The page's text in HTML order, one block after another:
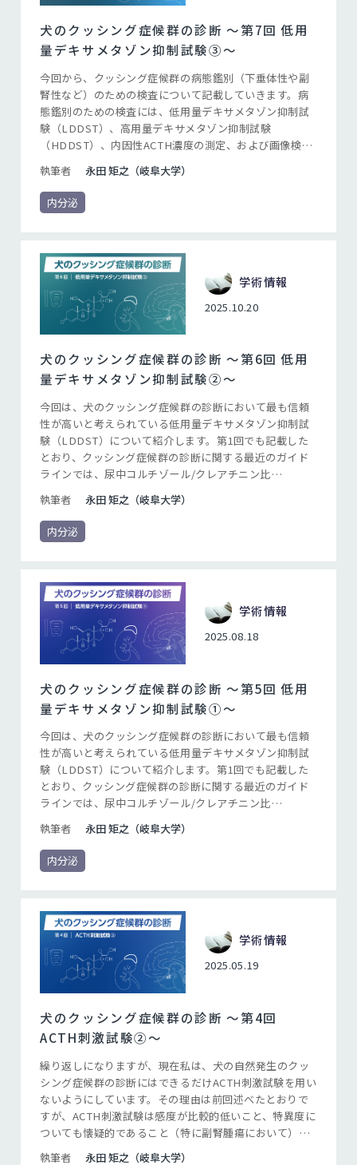
犬のクッシング症候群の診断 ～第7回 低用
量デキサメタゾン抑制試験③～
今回から、クッシング症候群の病態鑑別（下垂体性や副
腎性など）のための検査について記載していきます。病
態鑑別のための検査には、低用量デキサメタゾン抑制試
験（LDDST）、高用量デキサメタゾン抑制試験
（HDDST）、内因性ACTH濃度の測定、および画像検査
が含まれます。最初は 、前回に引き続きLDDSTについ
て、クッシング症候群の病態鑑別における役割をあらた
めて整理したいと思います。病態鑑別を目的にLDDSTを
実施する機会はほとんどないかもしれませんが、LDDST
まれるかをまず確認しましょう。
執筆者 永田 矩之（岐阜大学）
内分泌
学術情報
2025.10.20
犬のクッシング症候群の診断 〜第6回 低用
量デキサメタゾン抑制試験②〜
今回は、犬のクッシング症候群の診断において最も信頼
性が高いと考えられている低用量デキサメタゾン抑制試
験（LDDST）について紹介します。第1回でも記載した
とおり、クッシング症候群の診断に関する最近のガイド
ラインでは、尿中コルチゾール/クレアチニン比
（UCCR）、ACTH刺激試験、およびLDDSTの3つの検査
の中で、LDDSTを最も推奨しています（Bugbee, et al.
2023）。このガイドラインでは、LDDSTの利点として、
クッシング症候群の診断における感度が高いこと、およ
ドフィードバックに対する視床下部-下垂体-副腎
（HPA）軸の感受性低下」を証明する検査であるという
ことです。クッシング症候群の診断における内分泌検査
の役割は、「コルチゾールの産生増加」と「グルココル
チコイドフィードバックに対するHPA軸の感受性低下」
LDDSTを含むデキサメタゾン抑制試験だけです。
執筆者 永田 矩之（岐阜大学）
内分泌
学術情報
2025.08.18
犬のクッシング症候群の診断 〜第5回 低用
量デキサメタゾン抑制試験①〜
今回は、犬のクッシング症候群の診断において最も信頼
性が高いと考えられている低用量デキサメタゾン抑制試
験（LDDST）について紹介します。第1回でも記載した
とおり、クッシング症候群の診断に関する最近のガイド
ラインでは、尿中コルチゾール/クレアチニン比
（UCCR）、ACTH刺激試験、およびLDDSTの3つの検査
の中で、LDDSTを最も推奨しています（Bugbee, et al.
2023）。このガイドラインでは、LDDSTの利点として、
クッシング症候群の診断における感度が高いこと、およ
ドフィードバックに対する視床下部-下垂体-副腎
（HPA）軸の感受性低下」を証明する検査であるという
ことです。クッシング症候群の診断における内分泌検査
の役割は、「コルチゾールの産生増加」と「グルココル
チコイドフィードバックに対するHPA軸の感受性低下」
LDDSTを含むデキサメタゾン抑制試験だけです。
執筆者 永田 矩之（岐阜大学）
内分泌
学術情報
2025.05.19
犬のクッシング症候群の診断 〜第4回
ACTH刺激試験②〜
繰り返しになりますが、現在私は、犬の自然発生のクッ
シング症候群の診断にはできるだけACTH刺激試験を用い
ないようにしています。その理由は前回述べたとおりで
すが、ACTH刺激試験は感度が比較的低いこと、特異度に
ついても懐疑的であること（特に副腎腫瘍において）、
日本では明確なカットオフ値が定まっていないこと、グ
執筆者 永田 矩之（岐阜大学）